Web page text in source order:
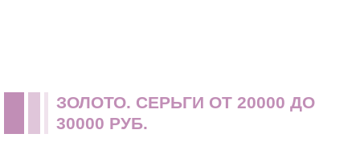
ЗОЛОТО. СЕРЬГИ ОТ 20000 ДО
30000 РУБ.